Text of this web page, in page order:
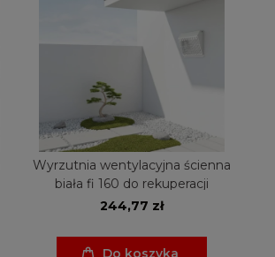
Wyrzutnia wentylacyjna ścienna
biała fi 160 do rekuperacji
244,77 zł
Do koszyka